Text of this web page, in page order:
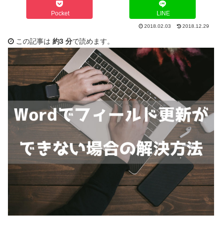
Pocket LINE
2018.02.03 2018.12.29
この記事は 約3 分で読めます。